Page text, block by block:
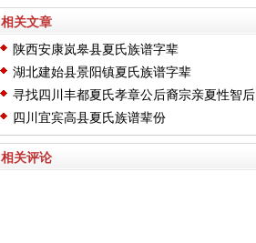
相关文章
陕西安康岚皋县夏氏族谱字辈
湖北建始县景阳镇夏氏族谱字辈
寻找四川丰都夏氏孝章公后裔宗亲夏性智后
人续修族谱
四川宜宾高县夏氏族谱辈份
相关评论